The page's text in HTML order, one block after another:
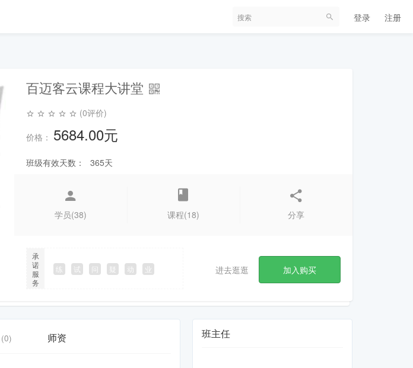
登录 注册
百迈客云课程大讲堂
(0评价)
价格： 5684.00元
班级有效天数： 365天
学员(38) 课程(18) 分享
承
诺
服
务
练 试 问 疑 动 业 进去逛逛 加入购买
(0) 师资 班主任